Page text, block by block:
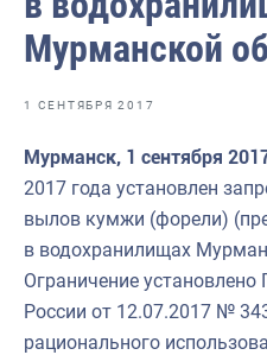
Отраслевые СМИ
Выставки и конференции
Научно-практическая
Рыбоохрана России
Отрасль в цифрах
Большая африканская
Укрепление духовно-
Мурманской
1 СЕНТЯБРЯ 2017
Мурманск, 1 сентября
2017 года установлен
вылов кумжи (форели)
в водохранилищах
Ограничение
России от 12.07.2017 №
рационального